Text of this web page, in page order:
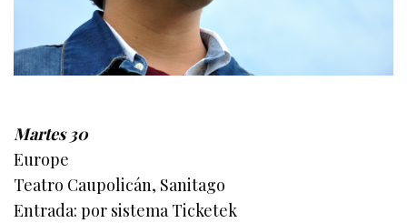
Martes 30
Europe
Teatro Caupolicán, Sanitago
Entrada: por sistema Ticketek